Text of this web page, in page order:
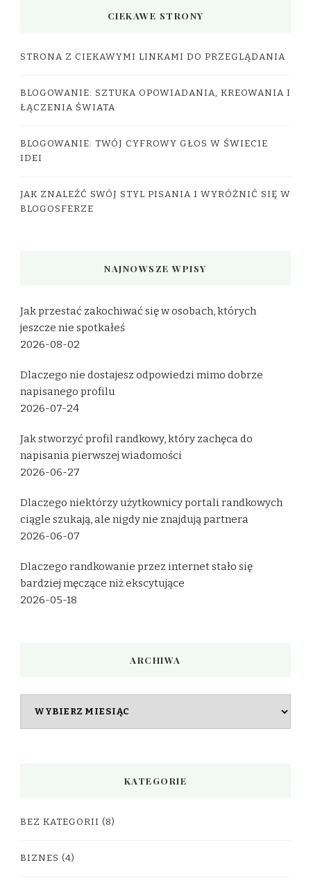
CIEKAWE STRONY
STRONA Z CIEKAWYMI LINKAMI DO PRZEGLĄDANIA
BLOGOWANIE: SZTUKA OPOWIADANIA, KREOWANIA I
ŁĄCZENIA ŚWIATA
BLOGOWANIE: TWÓJ CYFROWY GŁOS W ŚWIECIE
IDEI
JAK ZNALEŹĆ SWÓJ STYL PISANIA I WYRÓŻNIĆ SIĘ W
BLOGOSFERZE
NAJNOWSZE WPISY
Jak przestać zakochiwać się w osobach, których
jeszcze nie spotkałeś
2026-08-02
Dlaczego nie dostajesz odpowiedzi mimo dobrze
napisanego profilu
2026-07-24
Jak stworzyć profil randkowy, który zachęca do
napisania pierwszej wiadomości
2026-06-27
Dlaczego niektórzy użytkownicy portali randkowych
ciągle szukają, ale nigdy nie znajdują partnera
2026-06-07
Dlaczego randkowanie przez internet stało się
bardziej męczące niż ekscytujące
2026-05-18
ARCHIWA
KATEGORIE
BEZ KATEGORII (8)
BIZNES (4)